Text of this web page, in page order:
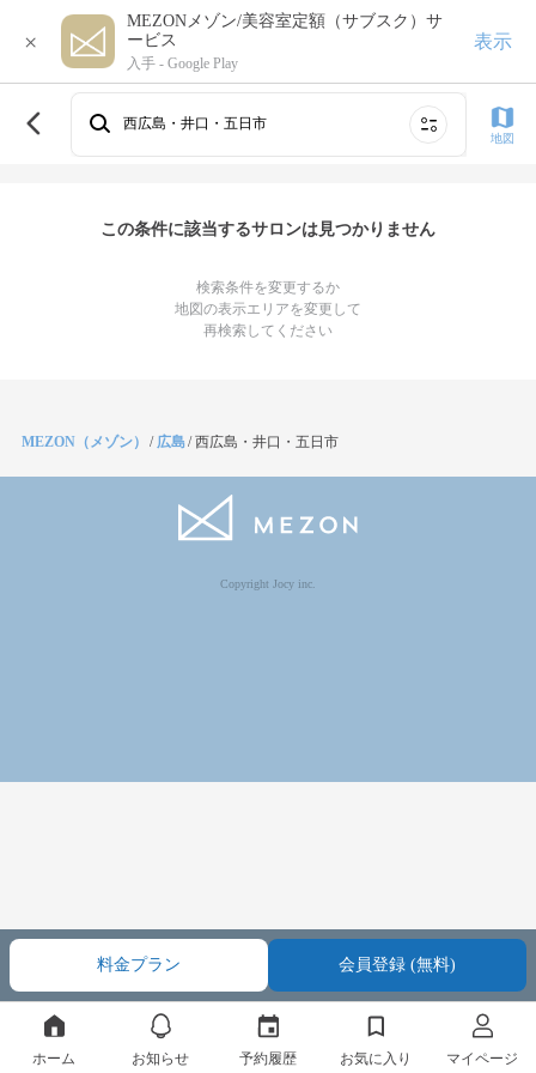
×
MEZONメゾン/美容室定額（サブスク）サ
ービス
入手 - Google Play
表示
西広島・井口・五日市
地図
この条件に該当するサロンは見つかりません
検索条件を変更するか
地図の表示エリアを変更して
再検索してください
料金プラン 会員登録 (無料)
MEZON（メゾン） / 広島/西広島・井口・五日市
Copyright Jocy inc.
ホーム お知らせ 予約履歴 お気に入り マイページ